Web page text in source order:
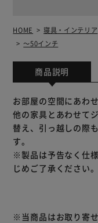
HOME 寝具・インテリア
～50インチ
商品説明
お部屋の空間にあわ
他の家具とあわせて
替え、引っ越しの際
す。
※製品は予告なく仕
じめご了承ください。
※当商品はお取り寄